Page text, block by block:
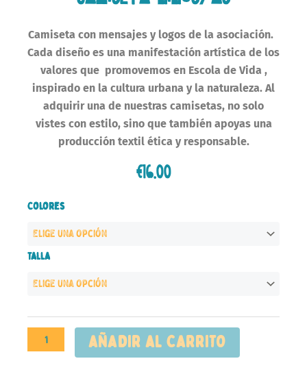
Camiseta con mensajes y logos de la asociación.
Cada diseño es una manifestación artística de los
valores que promovemos en Escola de Vida ,
inspirado en la cultura urbana y la naturaleza. Al
adquirir una de nuestras camisetas, no solo
vistes con estilo, sino que también apoyas una
producción textil ética y responsable.
€16.00
Colores
Talla
Camiseta
cantidad
AÑADIR AL CARRITO